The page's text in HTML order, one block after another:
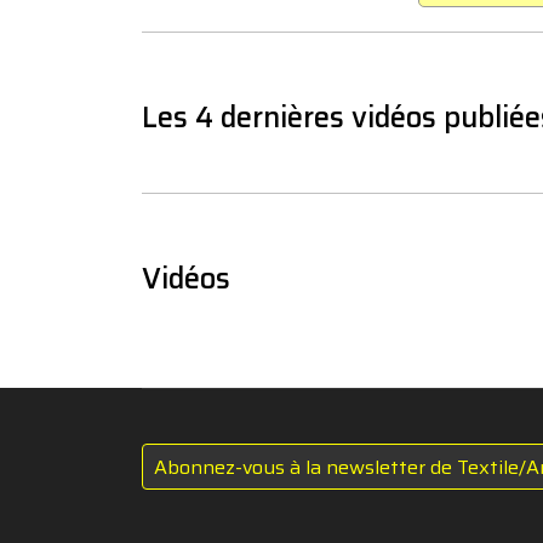
Les 4 dernières vidéos
Vidéos
Abonnez-vous à la newsletter de Textile/